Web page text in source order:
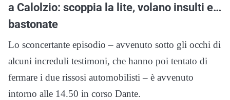
a Calolzio: scoppia la lite, volano insulti e…
bastonate
Lo sconcertante episodio – avvenuto sotto gli occhi di
alcuni increduli testimoni, che hanno poi tentato di
fermare i due rissosi automobilisti – è avvenuto
intorno alle 14.50 in corso Dante.